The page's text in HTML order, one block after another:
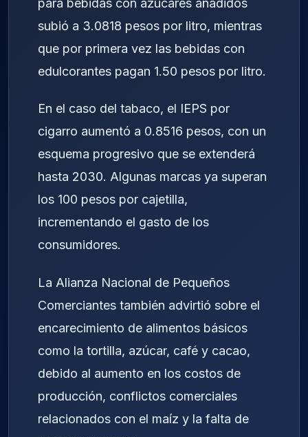
subió a 3.0818 pesos por litro, mientras
que por primera vez las bebidas con
edulcorantes pagan 1.50 pesos por litro.
En el caso del tabaco, el IEPS por
cigarro aumentó a 0.8516 pesos, con un
esquema progresivo que se extenderá
hasta 2030. Algunas marcas ya superan
los 100 pesos por cajetilla,
incrementando el gasto de los
consumidores.
La Alianza Nacional de Pequeños
Comerciantes también advirtió sobre el
encarecimiento de alimentos básicos
como la tortilla, azúcar, café y cacao,
debido al aumento en los costos de
producción, conflictos comerciales
relacionados con el maíz y la falta de